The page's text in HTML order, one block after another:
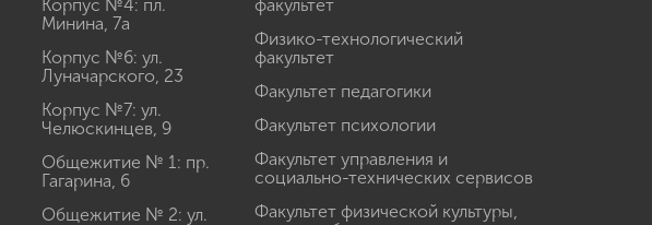
Корпус №4: пл.
Минина, 7а
Корпус №6: ул.
Луначарского, 23
Корпус №7: ул.
Челюскинцев, 9
Общежитие № 1: пр.
Гагарина, 6
Общежитие № 2: ул.
факультет
Физико-технологический
факультет
Факультет педагогики
Факультет психологии
Факультет управления и
социально-технических сервисов
Факультет физической культуры,